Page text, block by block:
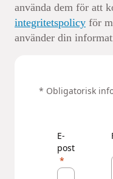
använda dem för att
integritetspolicy för
använder din
‌* Obligatorisk
E-
post